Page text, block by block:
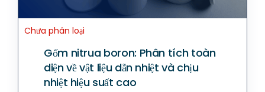
Chưa phân loại
Gốm nitrua boron: Phân tích toàn
diện về vật liệu dẫn nhiệt và chịu
nhiệt hiệu suất cao